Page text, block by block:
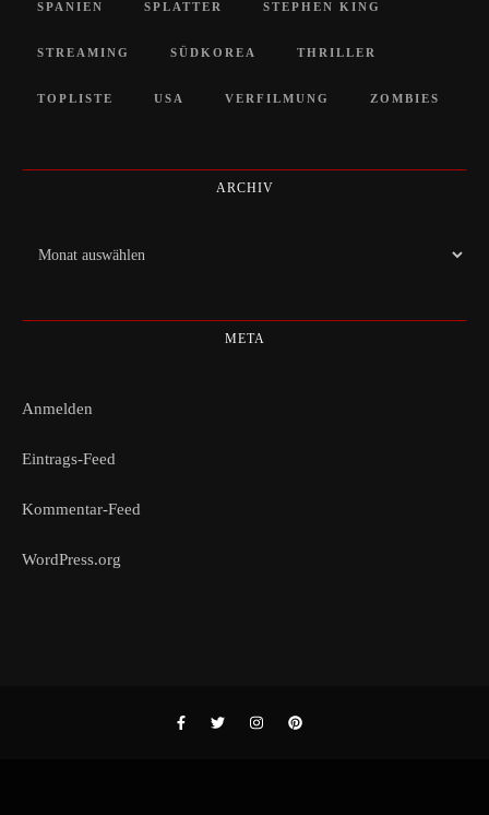
SPANIEN SPLATTER STEPHEN KING
STREAMING SÜDKOREA THRILLER
TOPLISTE USA VERFILMUNG ZOMBIES
ARCHIV
Archiv
META
Anmelden
Eintrags-Feed
Kommentar-Feed
WordPress.org